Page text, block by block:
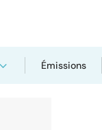
Émissions